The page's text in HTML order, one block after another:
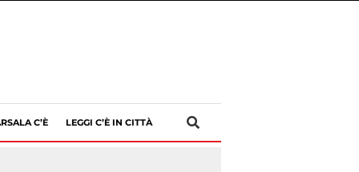
C’È LEGGI C’È IN CITTÀ